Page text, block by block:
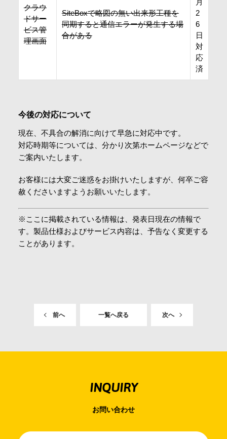
クラウ
ドサー
ビス管
理画面
SiteBoxで略図の無い出来形工種を
同期すると通信エラーが発生する場
合がある
月
2
6
日
対
応
済
今後の対応について
現在、不具合の解消に向けて早急に対応中です。
対応時期等については、分かり次第ホームページなどで
ご案内いたします。
お客様には大変ご迷惑をお掛けいたしますが、何卒ご容
赦くださいますようお願いいたします。
※ここに掲載されている情報は、発表日現在の情報で
す。製品仕様およびサービス内容は、予告なく変更する
ことがあります。
前へ 一覧へ戻る 次へ
INQUIRY
お問い合わせ